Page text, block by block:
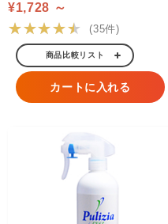
¥1,728 ～
★★★★★ (35件)
商品比較リスト
カートに入れる